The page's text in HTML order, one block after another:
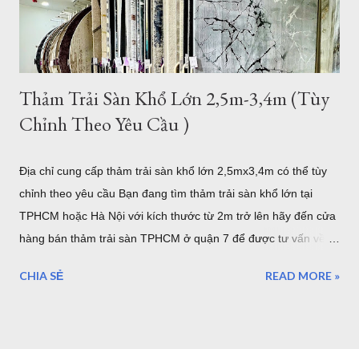
Mẫu thảm sofa phòng khách lớn mã F0003 . Xám trắng trọng
lượng trung bình hơn 3,2kg/m2, như vậy với kíc...
Thảm Trải Sàn Khổ Lớn 2,5m-3,4m (Tùy
Chỉnh Theo Yêu Cầu )
Địa chỉ cung cấp thảm trải sàn khổ lớn 2,5mx3,4m có thể tùy
chỉnh theo yêu cầu Bạn đang tìm thảm trải sàn khổ lớn tại
TPHCM hoặc Hà Nội với kích thước từ 2m trở lên hãy đến cửa
hàng bán thảm trải sàn TPHCM ở quận 7 để được tư vấn về
yêu cầu của bạn. Kho thảm trải sàn khổ lớn quận 7 TPHCM
CHIA SẺ READ MORE »